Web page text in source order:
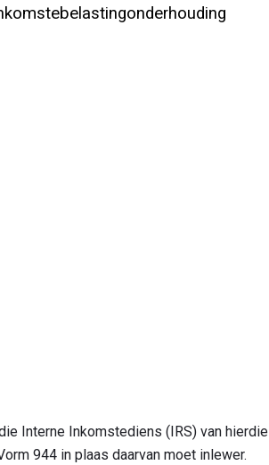
Interne Inkomstediens (IRS) van hierdie
944 in plaas daarvan moet inlewer.